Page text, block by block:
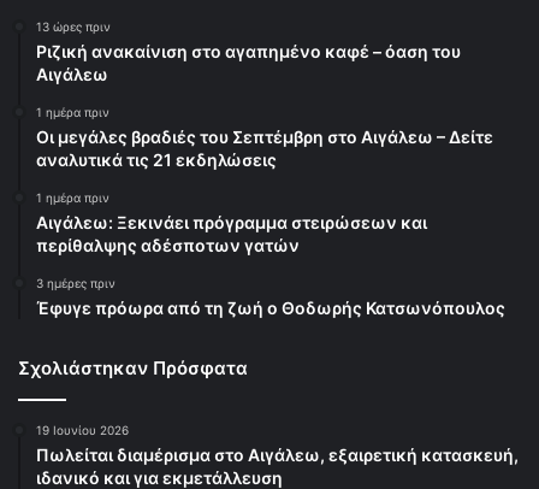
13 ώρες πριν
Ριζική ανακαίνιση στο αγαπημένο καφέ – όαση του
Αιγάλεω
1 ημέρα πριν
Οι μεγάλες βραδιές του Σεπτέμβρη στο Αιγάλεω – Δείτε
αναλυτικά τις 21 εκδηλώσεις
1 ημέρα πριν
Αιγάλεω: Ξεκινάει πρόγραμμα στειρώσεων και
περίθαλψης αδέσποτων γατών
3 ημέρες πριν
Έφυγε πρόωρα από τη ζωή ο Θοδωρής Κατσωνόπουλος
Σχολιάστηκαν Πρόσφατα
19 Ιουνίου 2026
Πωλείται διαμέρισμα στο Αιγάλεω, εξαιρετική κατασκευή,
ιδανικό και για εκμετάλλευση